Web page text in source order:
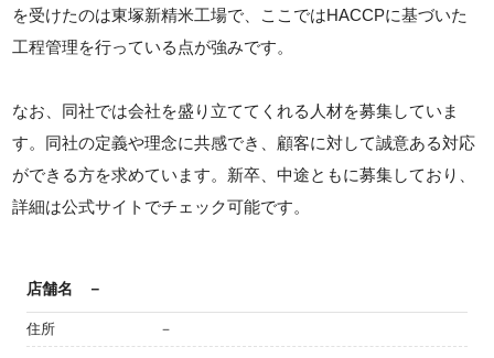
を受けたのは東塚新精米工場で、ここではHACCPに基づいた
工程管理を行っている点が強みです。
なお、同社では会社を盛り立ててくれる人材を募集していま
す。同社の定義や理念に共感でき、顧客に対して誠意ある対応
ができる方を求めています。新卒、中途ともに募集しており、
詳細は公式サイトでチェック可能です。
店舗名 －
住所 －